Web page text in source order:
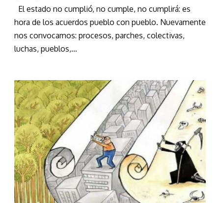
El estado no cumplió, no cumple, no cumplirá: es
hora de los acuerdos pueblo con pueblo. Nuevamente
nos convocamos: procesos, parches, colectivas,
luchas, pueblos,...